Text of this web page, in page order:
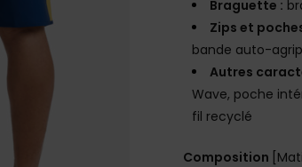
Braguette :
Zips et
bande auto-
Autres
Wave, poche
fil recyclé
Composition